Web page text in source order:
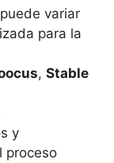
variar
para la
, Stable
y
proceso